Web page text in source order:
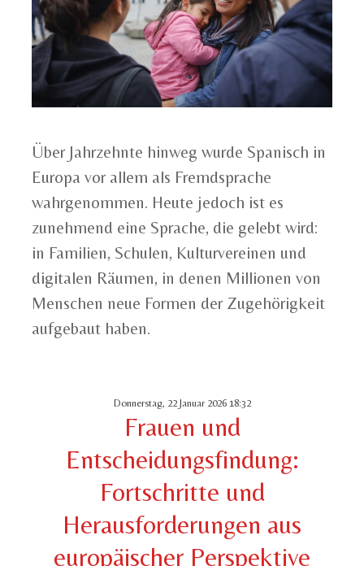
Über Jahrzehnte hinweg wurde Spanisch in
Europa vor allem als Fremdsprache
wahrgenommen. Heute jedoch ist es
zunehmend eine Sprache, die gelebt wird:
in Familien, Schulen, Kulturvereinen und
digitalen Räumen, in denen Millionen von
Menschen neue Formen der Zugehörigkeit
aufgebaut haben.
Donnerstag, 22 Januar 2026 18:32
Frauen und
Entscheidungsfindung:
Fortschritte und
Herausforderungen aus
europäischer Perspektive